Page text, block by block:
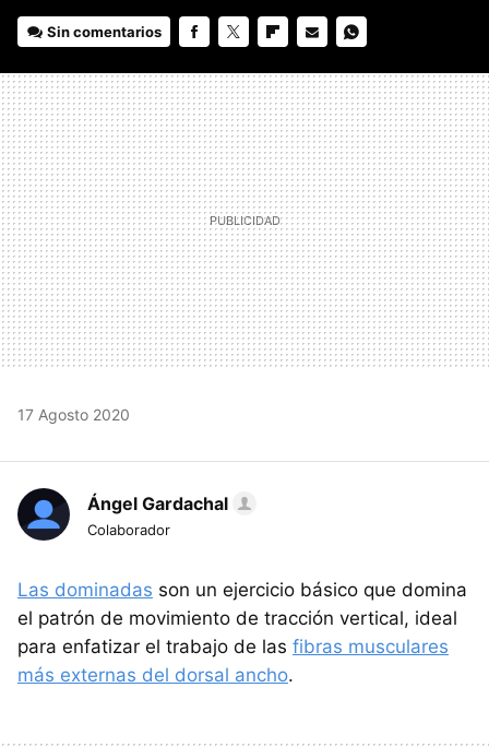
Sin comentarios
MAIL
17 Agosto 2020
Ángel Gardachal
Colaborador
Las dominadas son un ejercicio básico que domina
el patrón de movimiento de tracción vertical, ideal
para enfatizar el trabajo de las fibras musculares
más externas del dorsal ancho.